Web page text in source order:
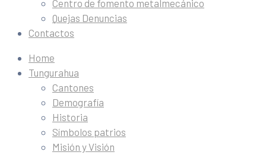
Centro de fomento metalmecánico
Quejas Denuncias
Contactos
Home
Tungurahua
Cantones
Demografía
Historia
Símbolos patrios
Misión y Visión